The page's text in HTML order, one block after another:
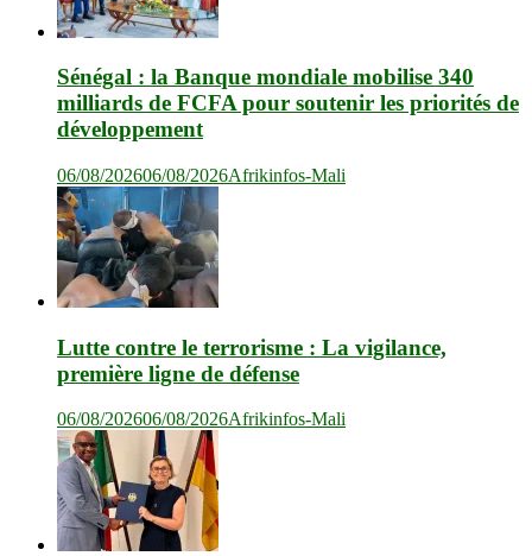
Sénégal : la Banque mondiale mobilise 340
milliards de FCFA pour soutenir les priorités de
développement
06/08/202606/08/2026Afrikinfos-Mali
Lutte contre le terrorisme : La vigilance,
première ligne de défense
06/08/202606/08/2026Afrikinfos-Mali